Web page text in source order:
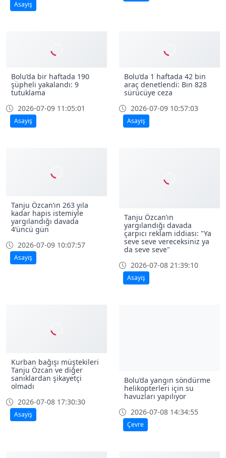
Asayiş
Bolu’da bir haftada 190
şüpheli yakalandı: 9
tutuklama
2026-07-09 11:05:01
Asayiş
Bolu’da 1 haftada 42 bin
araç denetlendi: Bin 828
sürücüye ceza
2026-07-09 10:57:03
Asayiş
Tanju Özcan’ın 263 yıla
kadar hapis istemiyle
yargılandığı davada
4’üncü gün
2026-07-09 10:07:57
Asayiş
Tanju Özcan’ın
yargılandığı davada
çarpıcı reklam iddiası: "Ya
seve seve vereceksiniz ya
da seve seve"
2026-07-08 21:39:10
Asayiş
Kurban bağışı müştekileri
Tanju Özcan ve diğer
sanıklardan şikayetçi
olmadı
2026-07-08 17:30:30
Asayiş
Bolu’da yangın söndürme
helikopterleri için su
havuzları yapılıyor
2026-07-08 14:34:55
Çevre